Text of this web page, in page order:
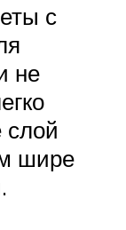
с
не
шире